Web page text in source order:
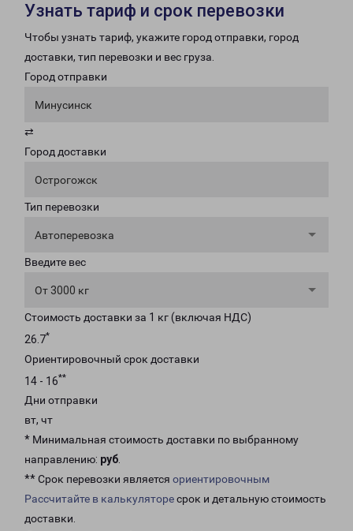
Узнать тариф и срок перевозки
Чтобы узнать тариф, укажите город отправки, город
доставки, тип перевозки и вес груза.
Город отправки
Минусинск
⇄
Город доставки
Острогожск
Тип перевозки
Автоперевозка
Введите вес
От 3000 кг
Стоимость доставки за 1 кг (включая НДС)
26.7*
Ориентировочный срок доставки
14 - 16**
Дни отправки
вт, чт
* Минимальная стоимость доставки по выбранному
направлению: руб.
** Срок перевозки является ориентировочным
Рассчитайте в калькуляторесрок и детальную стоимость
доставки.